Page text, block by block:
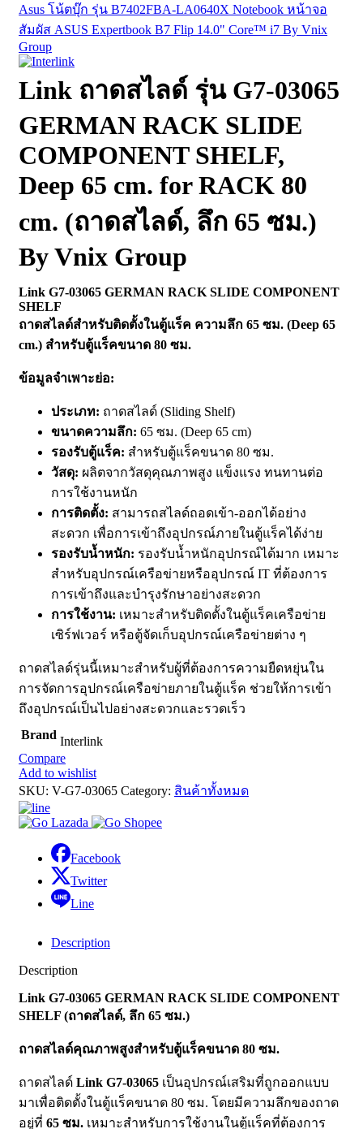
Asus โน้ตบุ๊ก รุ่น B7402FBA-LA0640X Notebook หน้าจอ
สัมผัส ASUS Expertbook B7 Flip 14.0" Core™ i7 By Vnix
Group
Link ถาดสไลด์ รุ่น G7-03065
GERMAN RACK SLIDE
COMPONENT SHELF,
Deep 65 cm. for RACK 80
cm. (ถาดสไลด์, ลึก 65 ซม.)
By Vnix Group
Link G7-03065 GERMAN RACK SLIDE COMPONENT
SHELF
ถาดสไลด์สำหรับติดตั้งในตู้แร็ค ความลึก 65 ซม. (Deep 65
cm.) สำหรับตู้แร็คขนาด 80 ซม.
ข้อมูลจำเพาะย่อ:
ประเภท: ถาดสไลด์ (Sliding Shelf)
ขนาดความลึก: 65 ซม. (Deep 65 cm)
รองรับตู้แร็ค: สำหรับตู้แร็คขนาด 80 ซม.
วัสดุ: ผลิตจากวัสดุคุณภาพสูง แข็งแรง ทนทานต่อ
การใช้งานหนัก
การติดตั้ง: สามารถสไลด์ถอดเข้า-ออกได้อย่าง
สะดวก เพื่อการเข้าถึงอุปกรณ์ภายในตู้แร็คได้ง่าย
รองรับน้ำหนัก: รองรับน้ำหนักอุปกรณ์ได้มาก เหมาะ
สำหรับอุปกรณ์เครือข่ายหรืออุปกรณ์ IT ที่ต้องการ
การเข้าถึงและบำรุงรักษาอย่างสะดวก
การใช้งาน: เหมาะสำหรับติดตั้งในตู้แร็คเครือข่าย
เซิร์ฟเวอร์ หรือตู้จัดเก็บอุปกรณ์เครือข่ายต่าง ๆ
ถาดสไลด์รุ่นนี้เหมาะสำหรับผู้ที่ต้องการความยืดหยุ่นใน
การจัดการอุปกรณ์เครือข่ายภายในตู้แร็ค ช่วยให้การเข้า
ถึงอุปกรณ์เป็นไปอย่างสะดวกและรวดเร็ว
Brand Interlink
Compare
Add to wishlist
SKU: V-G7-03065 Category: สินค้าทั้งหมด
Facebook
Twitter
Line
Description
Description
Link G7-03065 GERMAN RACK SLIDE COMPONENT
SHELF (ถาดสไลด์, ลึก 65 ซม.)
ถาดสไลด์คุณภาพสูงสำหรับตู้แร็คขนาด 80 ซม.
ถาดสไลด์ Link G7-03065 เป็นอุปกรณ์เสริมที่ถูกออกแบบ
มาเพื่อติดตั้งในตู้แร็คขนาด 80 ซม. โดยมีความลึกของถาด
อยู่ที่ 65 ซม. เหมาะสำหรับการใช้งานในตู้แร็คที่ต้องการ